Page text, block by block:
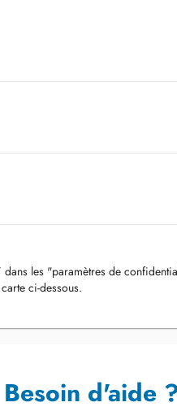
les "paramètres de
ci-dessous.
Besoin d'aide